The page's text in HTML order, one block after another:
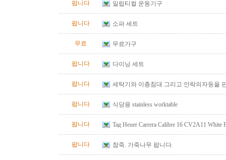
팝니다 일립티컬 운동기구
팝니다 소파 세트
무료 무료가구
팝니다 다이닝 세트
팝니다 세탁기와 이층침대 그리고 안락의자등을
팝니다 식당용 stainless worktable
팝니다
Tag Heuer Carrera Calibre 16 CV2A11 White
팝니다
참죽. 가죽나무 팝니다.